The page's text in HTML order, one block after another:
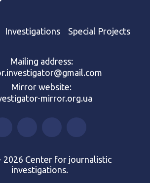
Investigations Special Projects
Mailing address:
Mirror website:
mirror.org.ua
2026 Center for journalistic
investigations.